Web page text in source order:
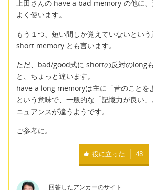
上田さんの have a bad memory の他に
よく使います。
もう１つ、短い間しか覚えていないとい
short memory とも言います。
ただ、bad/good式に shortの反対のlong
と、ちょっと違います。
have a long memoryは主に「昔のことを
という意味で、一般的な「記憶力が良い
ニュアンスが違うようです。
ご参考に。
役に立った 48
回答したアンカーのサイト